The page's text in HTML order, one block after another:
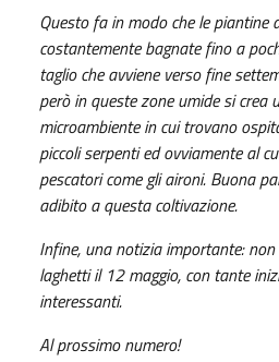
Questo fa in modo che le piantine
costantemente bagnate fino a
taglio che avviene verso fine
però in queste zone umide si crea
microambiente in cui trovano
piccoli serpenti ed ovviamente al
pescatori come gli aironi. Buona
adibito a questa coltivazione.
Infine, una notizia importante:
laghetti il 12 maggio, con tante
interessanti.
Al prossimo numero!